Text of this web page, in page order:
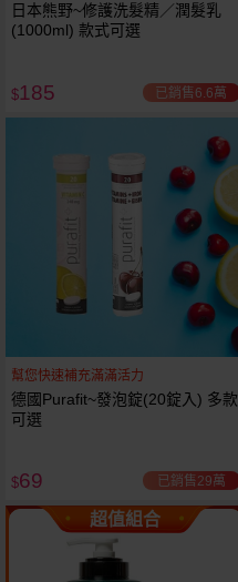
日本熊野~修護洗髮精／潤髮乳
(1000ml) 款式可選
$185 已銷售6.6萬
幫您快速補充滿滿活力
德國Purafit~發泡錠(20錠入) 多款
可選
$69 已銷售29萬
超值組合